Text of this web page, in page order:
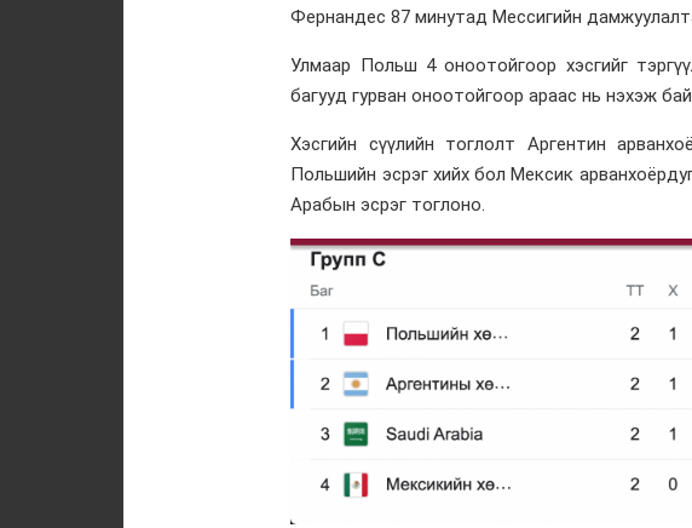
Фернандес 87 минутад Мессигийн
Улмаар Польш 4 оноотойгоор хэсгийг
багууд гурван оноотойгоор араас нь нэхэж
Хэсгийн сүүлийн тоглолт Аргентин
Польшийн эсрэг хийх бол Мексик
Арабын эсрэг тоглоно.